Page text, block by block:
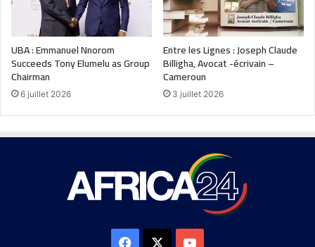
UBA : Emmanuel Nnorom
Succeeds Tony Elumelu as Group
Chairman
6 juillet 2026
Entre les Lignes : Joseph Claude
Billigha, Avocat -écrivain –
Cameroun
3 juillet 2026